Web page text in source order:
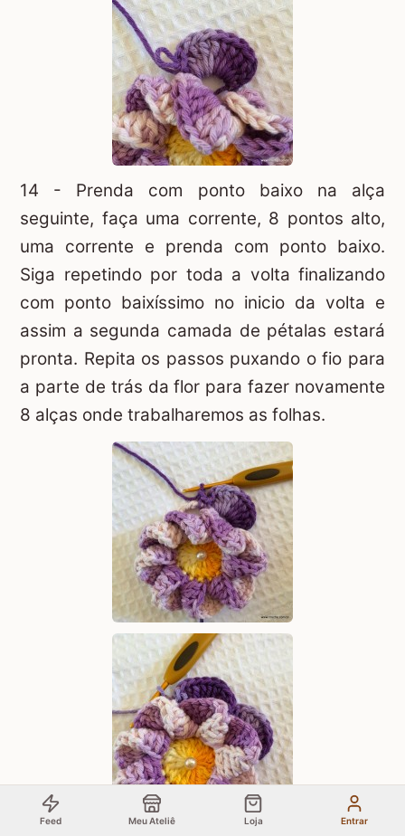
14 - Prenda com ponto baixo na alça
seguinte, faça uma corrente, 8 pontos alto,
uma corrente e prenda com ponto baixo.
Siga repetindo por toda a volta finalizando
com ponto baixíssimo no inicio da volta e
assim a segunda camada de pétalas estará
pronta. Repita os passos puxando o fio para
a parte de trás da flor para fazer novamente
8 alças onde trabalharemos as folhas.
Feed Meu Ateliê Loja Entrar